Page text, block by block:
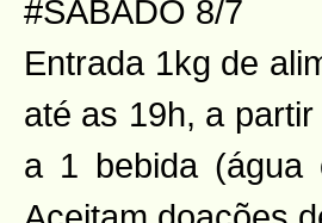
#SÁBADO 8/7
Entrada 1kg de
até as 19h, a
a 1 bebida (água